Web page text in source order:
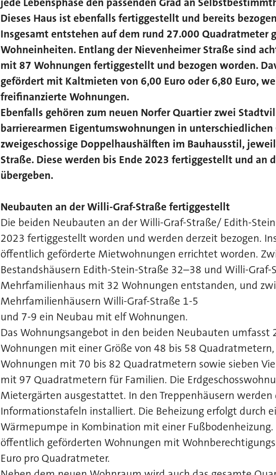
Dieses Haus ist ebenfalls fertiggestellt und bereits
Insgesamt entstehen auf dem rund 27.000 Quadratmeter
Wohneinheiten. Entlang der Nievenheimer Straße sind
mit 87 Wohnungen fertiggestellt und bezogen worden.
gefördert mit Kaltmieten von 6,00 Euro oder 6,80 Euro,
freifinanzierte Wohnungen.
Ebenfalls gehören zum neuen Norfer Quartier zwei
barrierearmen Eigentumswohnungen in unterschiedlichen
zweigeschossige Doppelhaushälften im Bauhausstil,
Straße. Diese werden bis Ende 2023 fertiggestellt und an
übergeben.
Neubauten an der Willi-Graf-Straße fertiggestellt
Die beiden Neubauten an der Willi-Graf-Straße/ Edith-
2023 fertiggestellt worden und werden derzeit bezogen.
öffentlich geförderte Mietwohnungen errichtet worden.
Bestandshäusern Edith-Stein-Straße 32–38 und Willi-Graf-
Mehrfamilienhaus mit 32 Wohnungen entstanden, und
Mehrfamilienhäusern Willi-Graf-Straße 1-5
und 7-9 ein Neubau mit elf Wohnungen.
Das Wohnungsangebot in den beiden Neubauten umfasst
Wohnungen mit einer Größe von 48 bis 58
Wohnungen mit 70 bis 82 Quadratmetern sowie sieben
mit 97 Quadratmetern für Familien. Die
Mietergärten ausgestattet. In den Treppenhäusern werden
Informationstafeln installiert. Die Beheizung erfolgt durch
Wärmepumpe in Kombination mit einer
öffentlich geförderten Wohnungen mit
Euro pro Quadratmeter.